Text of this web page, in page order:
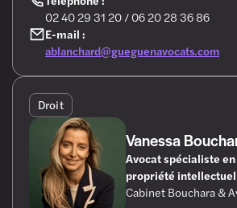
02 40 29 31 20 / 06 20 28 36 86
E-mail :
ablanchard@gueguenavocats.com
Droit
Vanessa
Avocat spécialiste
propriété
Cabinet Bouchara &